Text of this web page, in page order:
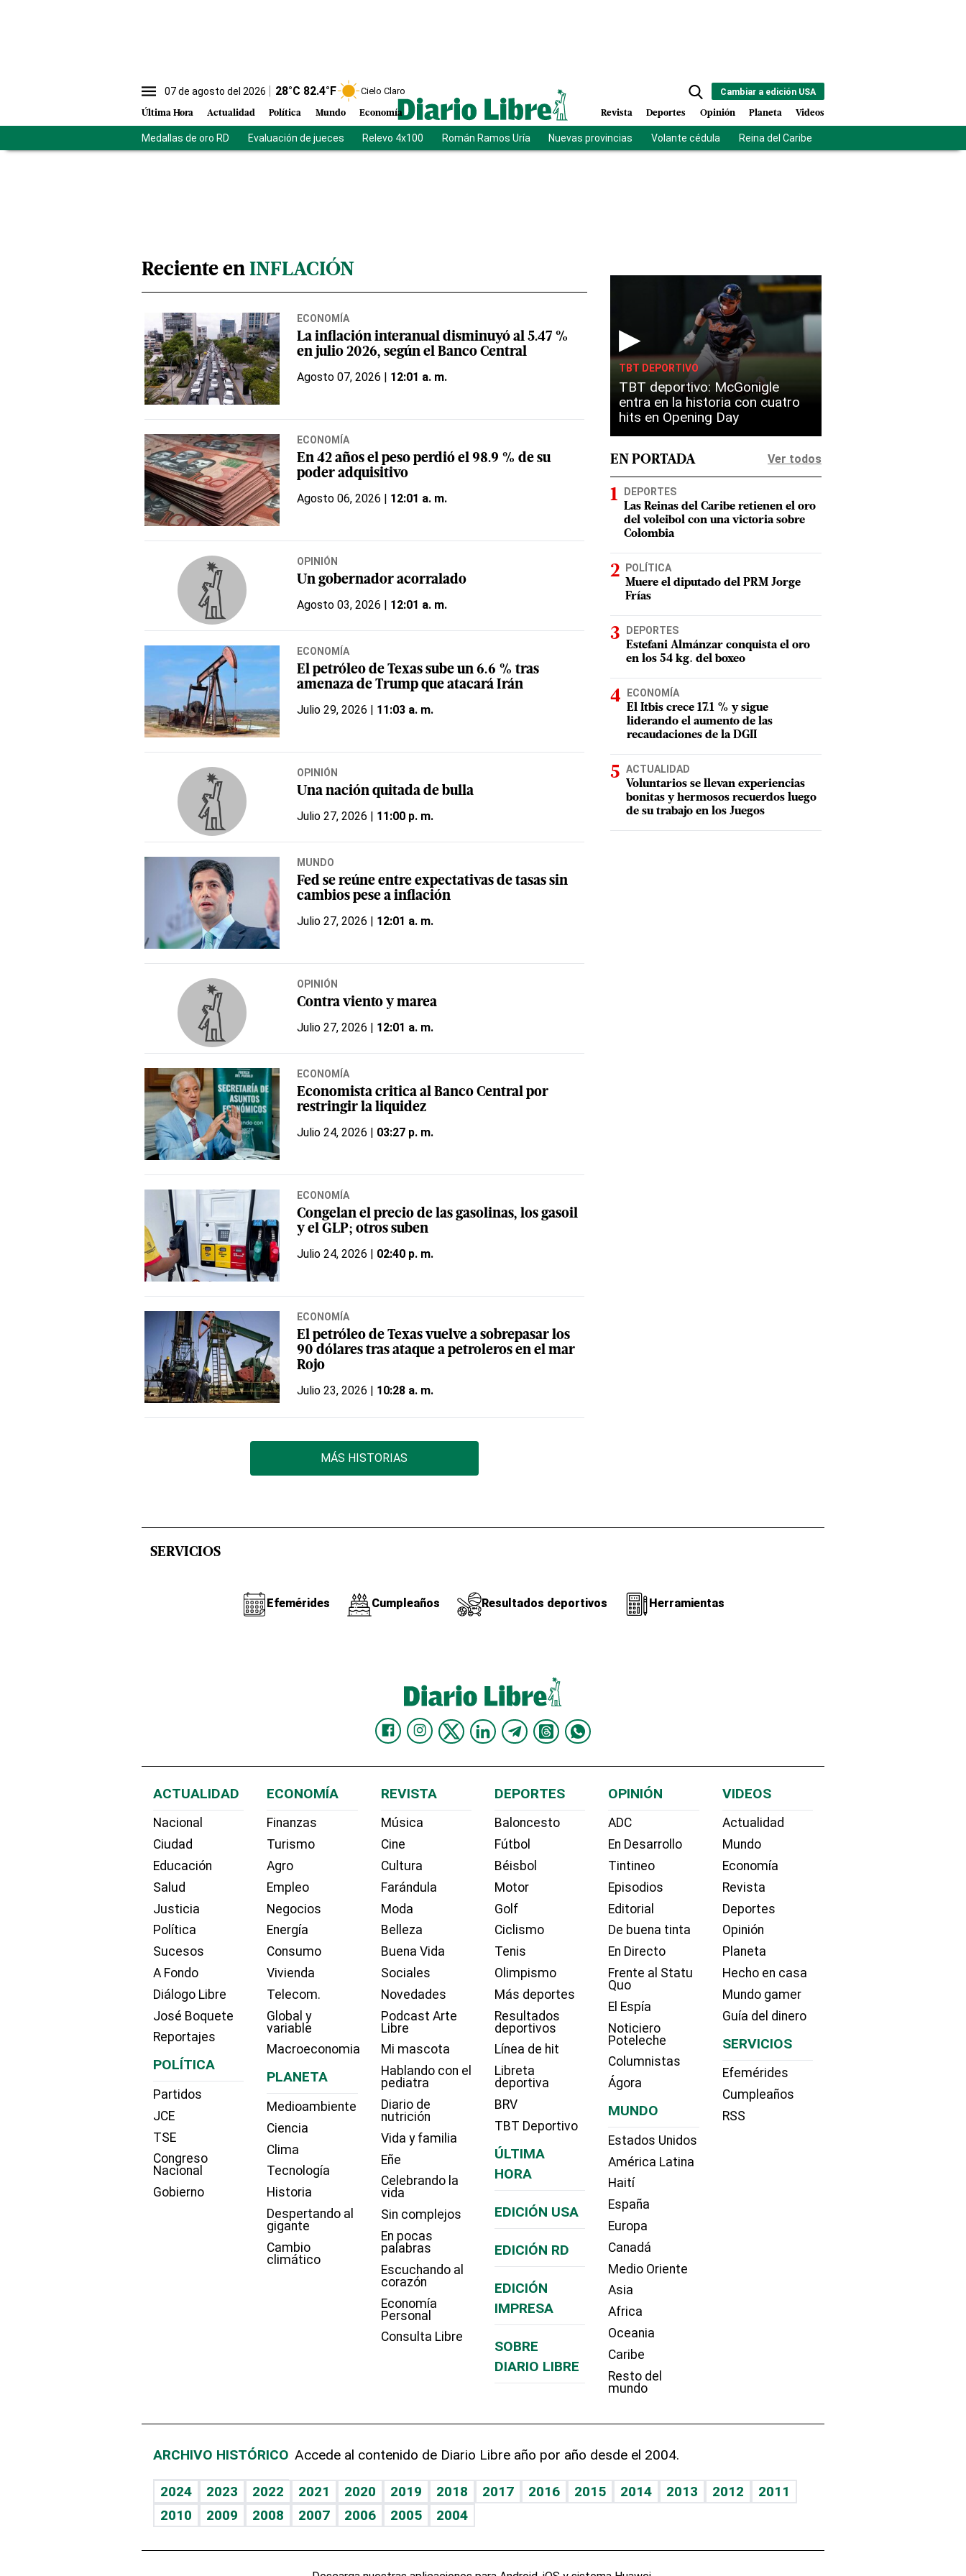
07 de agosto del 2026 28°C 82.4°F Cielo Claro
Última Hora Actualidad Política Mundo Economía
Cambiar a edición USA
Revista Deportes Opinión Planeta Videos
Medallas de oro RD Evaluación de jueces Relevo 4x100 Román Ramos Uría Nuevas provincias Volante cédula Reina del Caribe
Reciente en INFLACIÓN
ECONOMÍA
La inflación interanual disminuyó al 5.47 %
en julio 2026, según el Banco Central
Agosto 07, 2026 | 12:01 a. m.
ECONOMÍA
En 42 años el peso perdió el 98.9 % de su
poder adquisitivo
Agosto 06, 2026 | 12:01 a. m.
OPINIÓN
Un gobernador acorralado
Agosto 03, 2026 | 12:01 a. m.
ECONOMÍA
El petróleo de Texas sube un 6.6 % tras
amenaza de Trump que atacará Irán
Julio 29, 2026 | 11:03 a. m.
OPINIÓN
Una nación quitada de bulla
Julio 27, 2026 | 11:00 p. m.
MUNDO
Fed se reúne entre expectativas de tasas sin
cambios pese a inflación
Julio 27, 2026 | 12:01 a. m.
OPINIÓN
Contra viento y marea
Julio 27, 2026 | 12:01 a. m.
ECONOMÍA
Economista critica al Banco Central por
restringir la liquidez
Julio 24, 2026 | 03:27 p. m.
ECONOMÍA
Congelan el precio de las gasolinas, los gasoil
y el GLP; otros suben
Julio 24, 2026 | 02:40 p. m.
ECONOMÍA
El petróleo de Texas vuelve a sobrepasar los
90 dólares tras ataque a petroleros en el mar
Rojo
Julio 23, 2026 | 10:28 a. m.
MÁS HISTORIAS
▶
TBT DEPORTIVO
TBT deportivo: McGonigle
entra en la historia con cuatro
hits en Opening Day
EN PORTADA Ver todos
DEPORTES
Las Reinas del Caribe retienen el oro
del voleibol con una victoria sobre
Colombia
POLÍTICA
Muere el diputado del PRM Jorge
Frías
DEPORTES
Estefani Almánzar conquista el oro
en los 54 kg. del boxeo
ECONOMÍA
El Itbis crece 17.1 % y sigue
liderando el aumento de las
recaudaciones de la DGII
ACTUALIDAD
Voluntarios se llevan experiencias
bonitas y hermosos recuerdos luego
de su trabajo en los Juegos
SERVICIOS
Efemérides Cumpleaños Resultados deportivos Herramientas
ACTUALIDAD
Nacional
Ciudad
Educación
Salud
Justicia
Política
Sucesos
A Fondo
Diálogo Libre
José Boquete
Reportajes
POLÍTICA
Partidos
JCE
TSE
Congreso
Nacional
Gobierno
ECONOMÍA
Finanzas
Turismo
Agro
Empleo
Negocios
Energía
Consumo
Vivienda
Telecom.
Global y
variable
Macroeconomia
PLANETA
Medioambiente
Ciencia
Clima
Tecnología
Historia
Despertando al
gigante
Cambio
climático
REVISTA
Música
Cine
Cultura
Farándula
Moda
Belleza
Buena Vida
Sociales
Novedades
Podcast Arte
Libre
Mi mascota
Hablando con el
pediatra
Diario de
nutrición
Vida y familia
Eñe
Celebrando la
vida
Sin complejos
En pocas
palabras
Escuchando al
corazón
Economía
Personal
Consulta Libre
DEPORTES
Baloncesto
Fútbol
Béisbol
Motor
Golf
Ciclismo
Tenis
Olimpismo
Más deportes
Resultados
deportivos
Línea de hit
Libreta
deportiva
BRV
TBT Deportivo
ÚLTIMA
HORA
EDICIÓN USA
EDICIÓN RD
EDICIÓN
IMPRESA
SOBRE
DIARIO LIBRE
OPINIÓN
ADC
En Desarrollo
Tintineo
Episodios
Editorial
De buena tinta
En Directo
Frente al Statu
Quo
El Espía
Noticiero
Poteleche
Columnistas
Ágora
MUNDO
Estados Unidos
América Latina
Haití
España
Europa
Canadá
Medio Oriente
Asia
Africa
Oceania
Caribe
Resto del
mundo
VIDEOS
Actualidad
Mundo
Economía
Revista
Deportes
Opinión
Planeta
Hecho en casa
Mundo gamer
Guía del dinero
SERVICIOS
Efemérides
Cumpleaños
RSS
ARCHIVO HISTÓRICO Accede al contenido de Diario Libre año por año desde el 2004.
2024 2023 2022 2021 2020 2019 2018 2017 2016 2015 2014 2013 2012
2011
2010
2009 2008 2007 2006 2005 2004